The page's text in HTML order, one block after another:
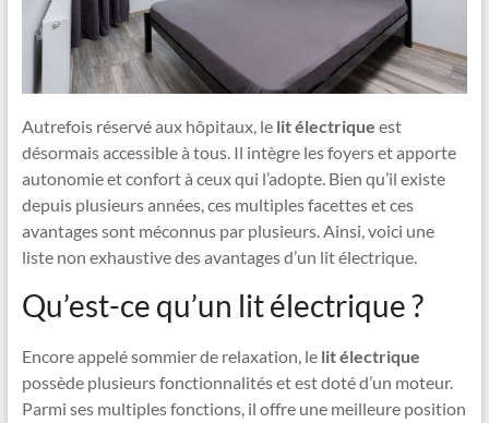
Autrefois réservé aux hôpitaux, le lit électrique est
désormais accessible à tous. Il intègre les foyers et apporte
autonomie et confort à ceux qui l’adopte. Bien qu’il existe
depuis plusieurs années, ces multiples facettes et ces
avantages sont méconnus par plusieurs. Ainsi, voici une
liste non exhaustive des avantages d’un lit électrique.
Qu’est-ce qu’un lit électrique ?
Encore appelé sommier de relaxation, le lit électrique
possède plusieurs fonctionnalités et est doté d’un moteur.
Parmi ses multiples fonctions, il offre une meilleure position